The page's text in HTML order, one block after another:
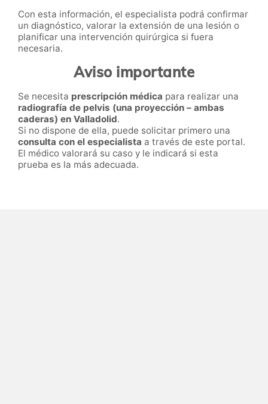
Con esta información, el especialista podrá confirmar
un diagnóstico, valorar la extensión de una lesión o
planificar una intervención quirúrgica si fuera
necesaria.
Aviso importante
Se necesita prescripción médica para realizar una
radiografía de pelvis (una proyección – ambas
caderas) en Valladolid.
Si no dispone de ella, puede solicitar primero una
consulta con el especialista a través de este portal.
El médico valorará su caso y le indicará si esta
prueba es la más adecuada.